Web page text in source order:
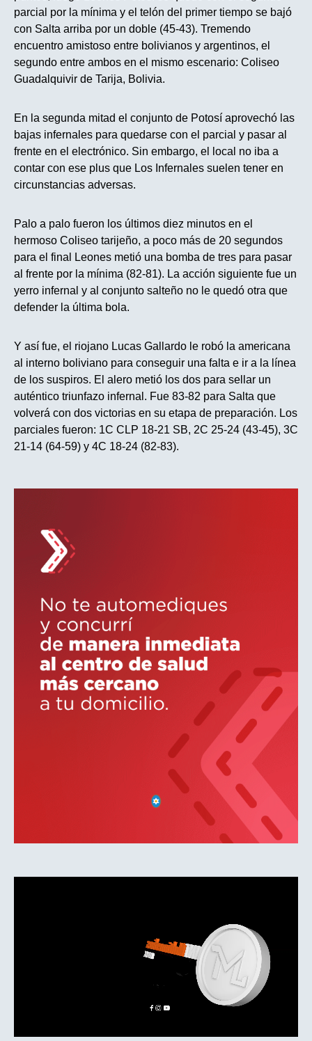
parcial por la mínima y el telón del primer tiempo se bajó
con Salta arriba por un doble (45-43). Tremendo
encuentro amistoso entre bolivianos y argentinos, el
segundo entre ambos en el mismo escenario: Coliseo
Guadalquivir de Tarija, Bolivia.
En la segunda mitad el conjunto de Potosí aprovechó las
bajas infernales para quedarse con el parcial y pasar al
frente en el electrónico. Sin embargo, el local no iba a
contar con ese plus que Los Infernales suelen tener en
circunstancias adversas.
Palo a palo fueron los últimos diez minutos en el
hermoso Coliseo tarijeño, a poco más de 20 segundos
para el final Leones metió una bomba de tres para pasar
al frente por la mínima (82-81). La acción siguiente fue un
yerro infernal y al conjunto salteño no le quedó otra que
defender la última bola.
Y así fue, el riojano Lucas Gallardo le robó la americana
al interno boliviano para conseguir una falta e ir a la línea
de los suspiros. El alero metió los dos para sellar un
auténtico triunfazo infernal. Fue 83-82 para Salta que
volverá con dos victorias en su etapa de preparación. Los
parciales fueron: 1C CLP 18-21 SB, 2C 25-24 (43-45), 3C
21-14 (64-59) y 4C 18-24 (82-83).